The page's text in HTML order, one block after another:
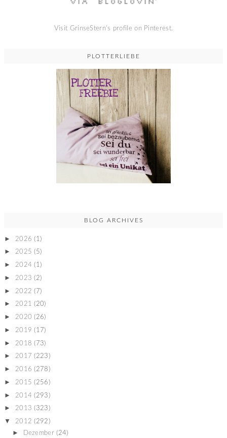
Visit GrinseStern's profile on Pinterest.
PLOTTERLIEBE
BLOG ARCHIVES
► 2026 (1)
► 2025 (5)
► 2024 (1)
► 2023 (2)
► 2022 (7)
► 2021 (20)
► 2020 (26)
► 2019 (17)
► 2018 (73)
► 2017 (223)
► 2016 (278)
► 2015 (256)
► 2014 (293)
► 2013 (323)
▼ 2012 (292)
► Dezember (24)